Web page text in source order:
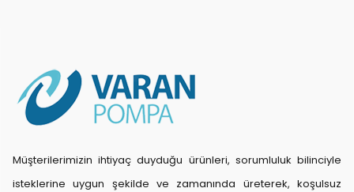
Müşterilerimizin ihtiyaç duyduğu ürünleri, sorumluluk bilinciyle
isteklerine uygun şekilde ve zamanında üreterek, koşulsuz